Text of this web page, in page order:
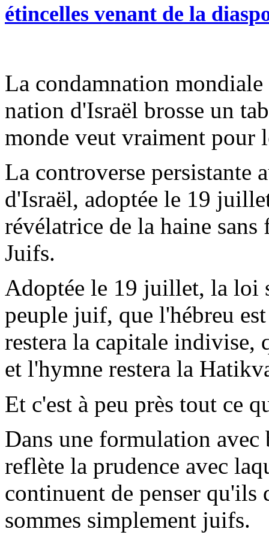
étincelles venant de la
La condamnation
nation d'Israël brosse un
monde veut vraiment pour
La controverse persistante
d'Israël, adoptée le 19
révélatrice de la haine
Juifs.
Adoptée le 19 juillet, la loi
peuple juif, que l'hébreu
restera la capitale indivise,
et l'hymne restera la
Et c'est à peu près tout ce
Dans une formulation
reflète la prudence avec
continuent de penser
sommes simplement juifs.